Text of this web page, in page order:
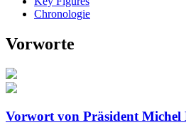
Chronologie
Vorworte
Vorwort von Präsident Michel